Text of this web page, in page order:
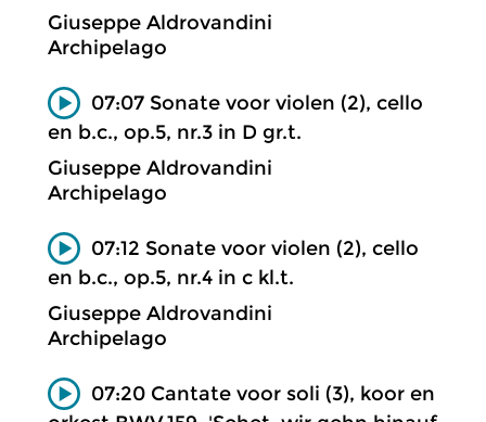
Giuseppe Aldrovandini
Archipelago
07:07 Sonate voor violen (2), cello
en b.c., op.5, nr.3 in D gr.t.
Giuseppe Aldrovandini
Archipelago
07:12 Sonate voor violen (2), cello
en b.c., op.5, nr.4 in c kl.t.
Giuseppe Aldrovandini
Archipelago
07:20 Cantate voor soli (3), koor en